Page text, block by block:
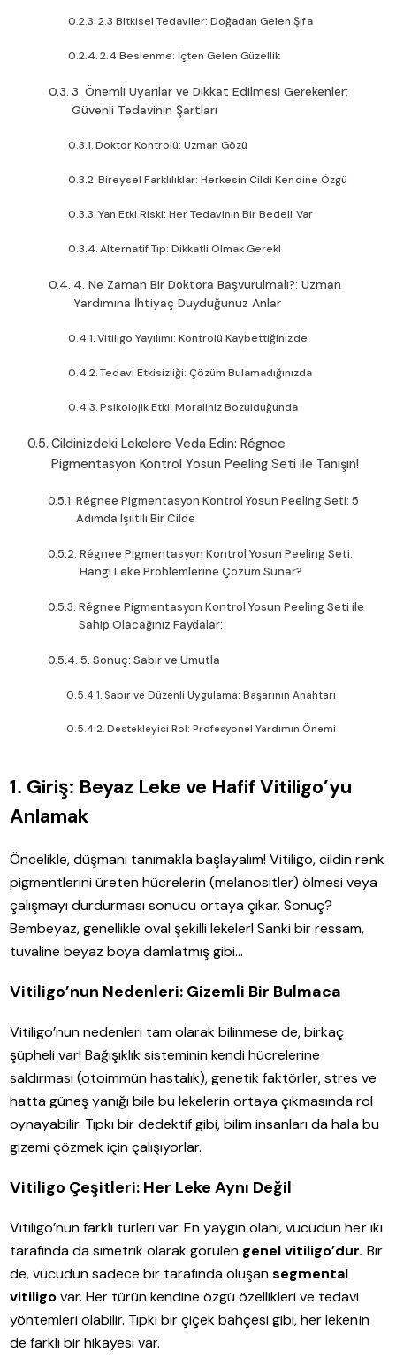
2.3 Bitkisel Tedaviler: Doğadan Gelen Şifa
2.4 Beslenme: İçten Gelen Güzellik
3. Önemli Uyarılar ve Dikkat Edilmesi Gerekenler:
Güvenli Tedavinin Şartları
Doktor Kontrolü: Uzman Gözü
Bireysel Farklılıklar: Herkesin Cildi Kendine Özgü
Yan Etki Riski: Her Tedavinin Bir Bedeli Var
Alternatif Tıp: Dikkatli Olmak Gerek!
4. Ne Zaman Bir Doktora Başvurulmalı?: Uzman
Yardımına İhtiyaç Duyduğunuz Anlar
Vitiligo Yayılımı: Kontrolü Kaybettiğinizde
Tedavi Etkisizliği: Çözüm Bulamadığınızda
Psikolojik Etki: Moraliniz Bozulduğunda
Cildinizdeki Lekelere Veda Edin: Régnee
Pigmentasyon Kontrol Yosun Peeling Seti ile Tanışın!
Régnee Pigmentasyon Kontrol Yosun Peeling Seti: 5
Adımda Işıltılı Bir Cilde
Régnee Pigmentasyon Kontrol Yosun Peeling Seti:
Hangi Leke Problemlerine Çözüm Sunar?
Régnee Pigmentasyon Kontrol Yosun Peeling Seti ile
Sahip Olacağınız Faydalar:
5. Sonuç: Sabır ve Umutla
Sabır ve Düzenli Uygulama: Başarının Anahtarı
Destekleyici Rol: Profesyonel Yardımın Önemi
1. Giriş: Beyaz Leke ve Hafif Vitiligo’yu
Anlamak
Öncelikle, düşmanı tanımakla başlayalım! Vitiligo, cildin renk
pigmentlerini üreten hücrelerin (melanositler) ölmesi veya
çalışmayı durdurması sonucu ortaya çıkar. Sonuç?
Bembeyaz, genellikle oval şekilli lekeler! Sanki bir ressam,
tuvaline beyaz boya damlatmış gibi…
Vitiligo’nun Nedenleri: Gizemli Bir Bulmaca
Vitiligo’nun nedenleri tam olarak bilinmese de, birkaç
şüpheli var! Bağışıklık sisteminin kendi hücrelerine
saldırması (otoimmün hastalık), genetik faktörler, stres ve
hatta güneş yanığı bile bu lekelerin ortaya çıkmasında rol
oynayabilir. Tıpkı bir dedektif gibi, bilim insanları da hala bu
gizemi çözmek için çalışıyorlar.
Vitiligo Çeşitleri: Her Leke Aynı Değil
Vitiligo’nun farklı türleri var. En yaygın olanı, vücudun her iki
tarafında da simetrik olarak görülen genel vitiligo’dur. Bir
de, vücudun sadece bir tarafında oluşansegmental
vitiligovar. Her türün kendine özgü özellikleri ve tedavi
yöntemleri olabilir. Tıpkı bir çiçek bahçesi gibi, her lekenin
de farklı bir hikayesi var.